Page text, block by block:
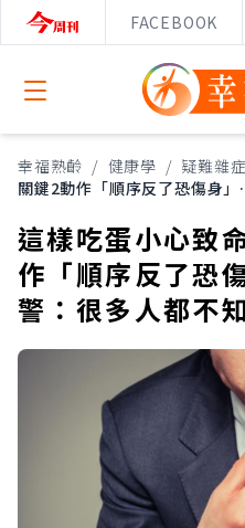
FACEBOOK
Open menu
幸福熟齡 / 健康學 / 疑難雜症
關鍵2動作「順序反了恐傷身
這樣吃蛋小心致
作「順序反了恐
警：很多人都不